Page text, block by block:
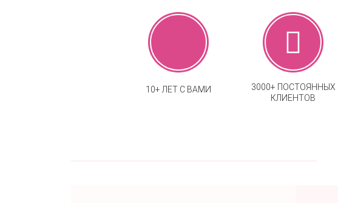
10+ ЛЕТ С ВАМИ
3000+ ПОСТОЯННЫХ
КЛИЕНТОВ